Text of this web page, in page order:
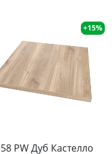
+15%
PW Дуб Кастелло